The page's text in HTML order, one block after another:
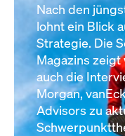
Nach den
lohnt ein Blick
Strategie. Die
Magazins zeigt
auch die
Morgan,
Advisors zu